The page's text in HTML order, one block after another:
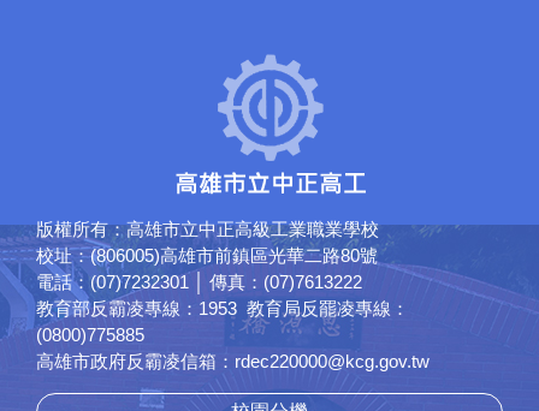
版權所有：高雄市立中正高級工業職業學校
校址：(806005)高雄市前鎮區光華二路80號
電話：(07)7232301 │ 傳真：(07)7613222
教育部反霸凌專線：1953 教育局反罷凌專線：
(0800)775885
高雄市政府反霸凌信箱：rdec220000@kcg.gov.tw